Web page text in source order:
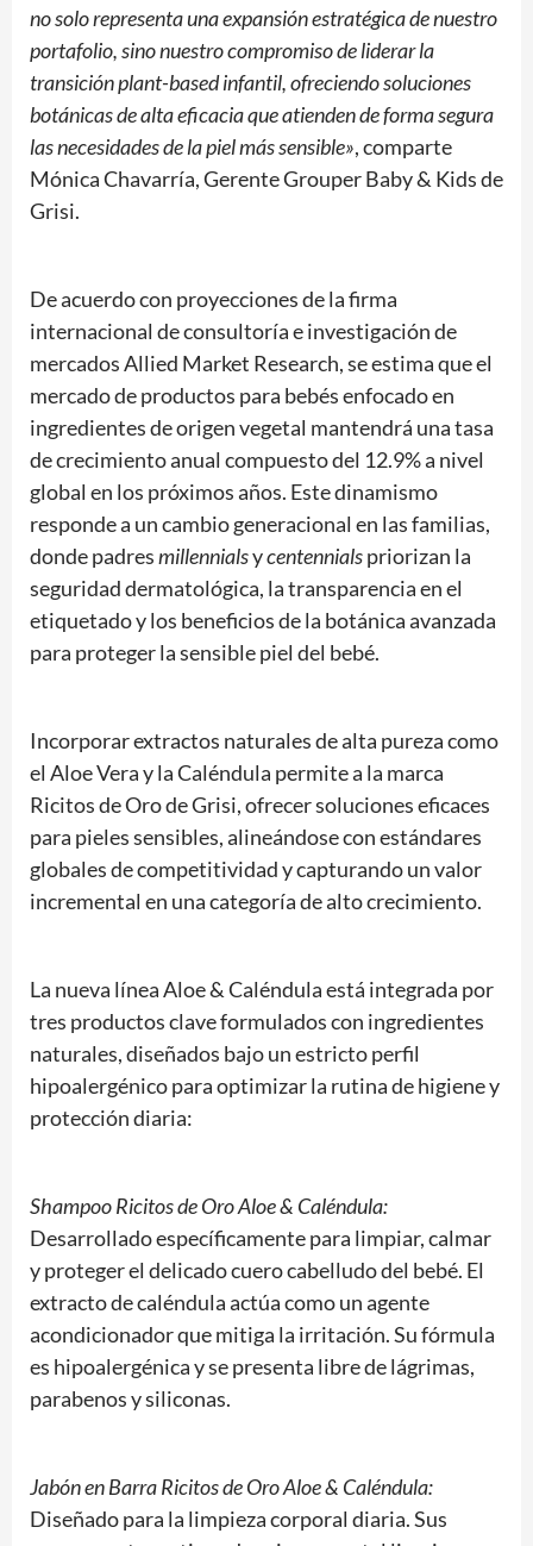
no solo representa una expansión estratégica de nuestro
portafolio, sino nuestro compromiso de liderar la
transición plant-based infantil, ofreciendo soluciones
botánicas de alta eficacia que atienden de forma segura
las necesidades de la piel más sensible», comparte
Mónica Chavarría, Gerente Grouper Baby & Kids de
Grisi.
De acuerdo con proyecciones de la firma
internacional de consultoría e investigación de
mercados Allied Market Research, se estima que el
mercado de productos para bebés enfocado en
ingredientes de origen vegetal mantendrá una tasa
de crecimiento anual compuesto del 12.9% a nivel
global en los próximos años. Este dinamismo
responde a un cambio generacional en las familias,
donde padresmillennialsycentennialspriorizan la
seguridad dermatológica, la transparencia en el
etiquetado y los beneficios de la botánica avanzada
para proteger la sensible piel del bebé.
Incorporar extractos naturales de alta pureza como
el Aloe Vera y la Caléndula permite a la marca
Ricitos de Oro de Grisi, ofrecer soluciones eficaces
para pieles sensibles, alineándose con estándares
globales de competitividad y capturando un valor
incremental en una categoría de alto crecimiento.
La nueva línea Aloe & Caléndula está integrada por
tres productos clave formulados con ingredientes
naturales, diseñados bajo un estricto perfil
hipoalergénico para optimizar la rutina de higiene y
protección diaria:
Shampoo Ricitos de Oro Aloe & Caléndula:
Desarrollado específicamente para limpiar, calmar
y proteger el delicado cuero cabelludo del bebé. El
extracto de caléndula actúa como un agente
acondicionador que mitiga la irritación. Su fórmula
es hipoalergénica y se presenta libre de lágrimas,
parabenos y siliconas.
Jabón en Barra Ricitos de Oro Aloe & Caléndula:
Diseñado para la limpieza corporal diaria. Sus